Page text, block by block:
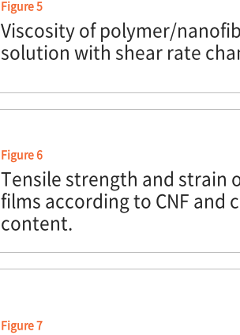
Figure 5
Viscosity of polymer/
solution with shear rate
Figure 6
Tensile strength and strain
films according to CNF and
content.
Figure 7